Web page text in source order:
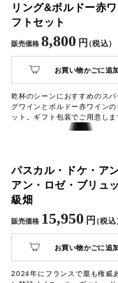
リング&ボルドー赤
フトセット
販売価格 8,800 円（税込）
お買い物かごに追
乾杯のシーンにおすすめのスパ
グワインとボルドー赤ワインの
ット。ギフト包装でご用意しま
パスカル・ドケ・ア
アン・ロゼ・ブリュ
級畑
販売価格 15,950 円（税込
お買い物かごに追
2024年にフランスで最も権威